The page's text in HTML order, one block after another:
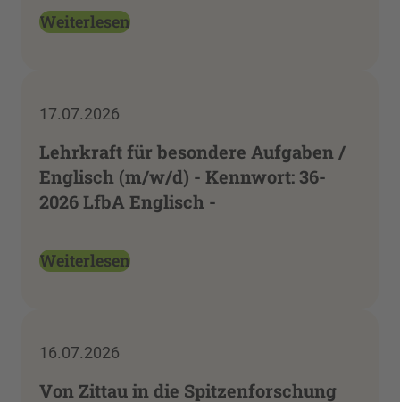
Weiterlesen
17.07.2026
Lehrkraft für besondere Aufgaben /
Englisch (m/w/d) - Kennwort: 36-
2026 LfbA Englisch -
Weiterlesen
16.07.2026
Von Zittau in die Spitzenforschung